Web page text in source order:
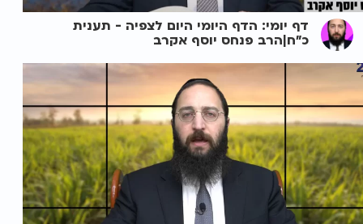
דף יומי: הדף היומי היום לצפיה - תענית
כ"ח|הרב פנחס יוסף אקרב